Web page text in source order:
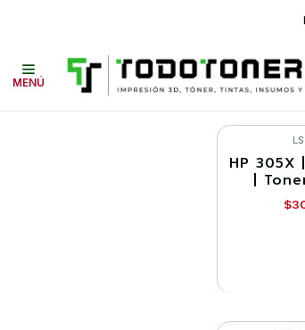
MENÚ
-30%
HP 305X
|